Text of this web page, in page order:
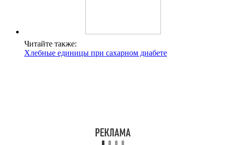
Читайте также:
Хлебные единицы при сахарном диабете